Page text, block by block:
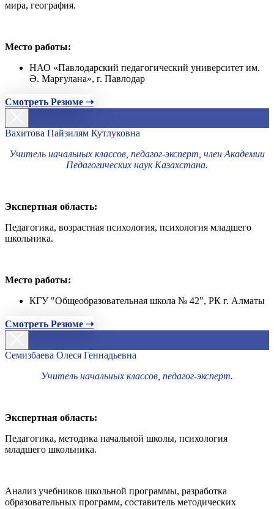
мира, география.
Место работы:
НАО «Павлодарский педагогический университет им.
Ә. Марғулана», г. Павлодар
Смотреть Резюме ➝
Вахитова Пайзилям Кутлуковна
Учитель начальных классов, педагог-эксперт, член Академии
Педагогических наук Казахстана.
Экспертная область:
Педагогика, возрастная психология, психология младшего
школьника.
Место работы:
КГУ "Общеобразовательная школа № 42", РК г. Алматы
Смотреть Резюме ➝
Семизбаева Олеся Геннадьевна
Учитель начальных классов, педагог-эксперт.
Экспертная область:
Педагогика, методика начальной школы, психология
младшего школьника.
Анализ учебников школьной программы, разработка
образовательных программ, составитель методических